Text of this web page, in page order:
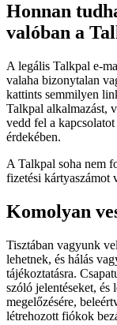
Honnan
valóban a
A legális Talkpal e-
valaha bizonytalan
kattints semmilyen
Talkpal alkalmazást,
vedd fel a
érdekében.
A Talkpal soha nem
fizetési kártyaszámot
Komolyan
Tisztában vagyunk
lehetnek, és hálás
tájékoztatásra.
szóló jelentéseket, és
megelőzésére,
létrehozott fiókok